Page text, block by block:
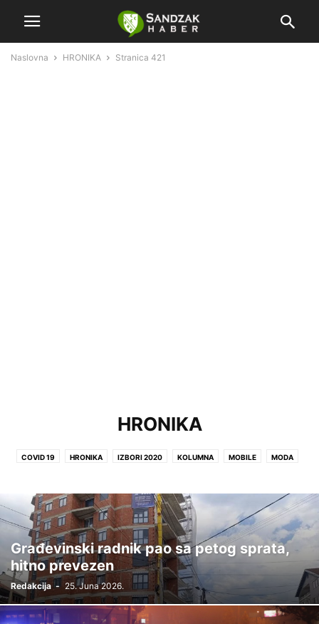
Naslovna HRONIKA Stranica 421
HRONIKA
COVID 19 HRONIKA IZBORI 2020 KOLUMNA MOBILE MODA
TEHNOLOGIJA VIDEO VIJESTI ZABAVA ZDRAVLJE
Građevinski radnik pao sa petog sprata,
hitno prevezen
Redakcija - 25. Juna 2026.